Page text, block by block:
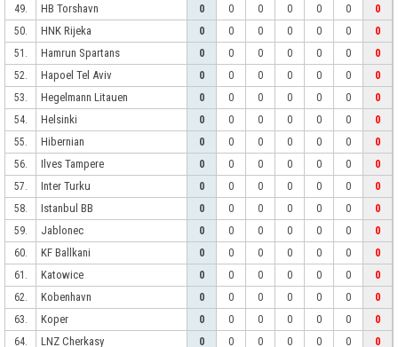
49.
HB Torshavn 0 0 0 0 0 0
0
50.
HNK Rijeka 0 0 0 0 0 0
0
51.
Hamrun Spartans 0 0 0 0 0 0
0
52.
Hapoel Tel Aviv 0 0 0 0 0 0
0
53.
Hegelmann Litauen 0 0 0 0 0 0
0
54.
Helsinki 0 0 0 0 0 0
0
55.
Hibernian 0 0 0 0 0 0
0
56.
Ilves Tampere 0 0 0 0 0 0
0
57.
Inter Turku 0 0 0 0 0 0
0
58.
Istanbul BB 0 0 0 0 0 0
0
59.
Jablonec 0 0 0 0 0 0
0
60.
KF Ballkani 0 0 0 0 0 0
0
61.
Katowice 0 0 0 0 0 0
0
62.
Kobenhavn 0 0 0 0 0 0
0
63.
Koper 0 0 0 0 0 0
0
64.
LNZ Cherkasy 0 0 0 0 0 0 0